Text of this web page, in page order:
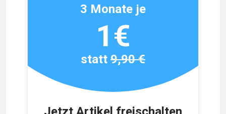
3 Monate je
1€
statt9,90 €